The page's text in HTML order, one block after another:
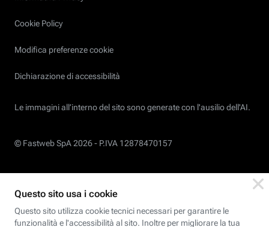
Cookie Policy
Modifica preferenze cookie
Dichiarazione di accessibilità
Le immagini all’interno del sito sono generate con l'ausilio dell'AI.
© Fastweb SpA 2026 - P.IVA 12878470157